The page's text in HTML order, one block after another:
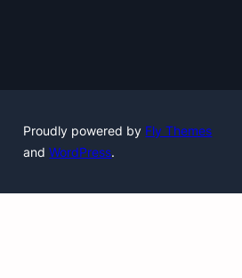
Proudly powered by Fly Themes
andWordPress.